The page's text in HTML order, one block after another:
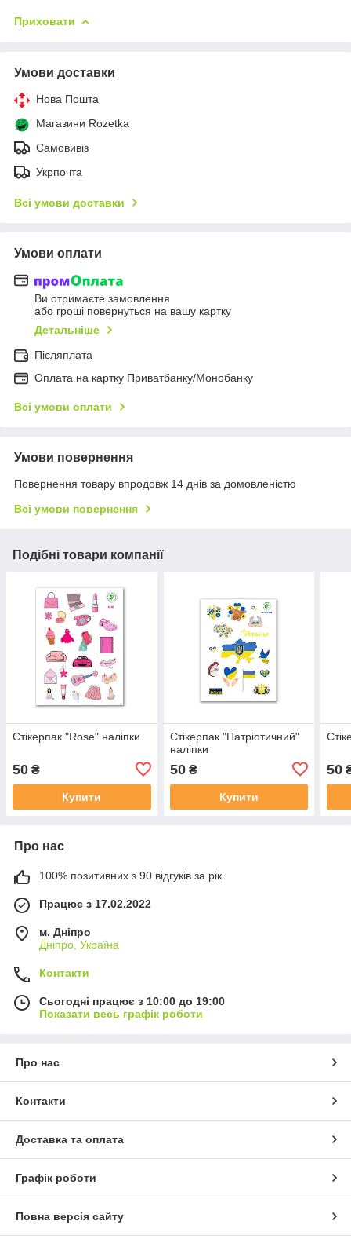
Приховати
Умови доставки
Нова Пошта
Магазини Rozetka
Самовивіз
Укрпочта
Всі умови доставки
Умови оплати
Ви отримаєте замовлення
або гроші повернуться на вашу картку
Детальніше
Післяплата
Оплата на картку Приватбанку/Монобанку
Всі умови оплати
Умови повернення
Повернення товару впродовж 14 днів за домовленістю
Всі умови повернення
Подібні товари компанії
Стікерпак "Rose" наліпки
50 ₴
Купити
Стікерпак "Патріотичний"
наліпки
50₴
Купити
50
Про нас
100% позитивних з 90 відгуків за рік
Працює з 17.02.2022
м. Дніпро
Дніпро, Україна
Контакти
Сьогодні працює з 10:00 до 19:00
Показати весь графік роботи
Про нас
Контакти
Доставка та оплата
Графік роботи
Повна версія сайту